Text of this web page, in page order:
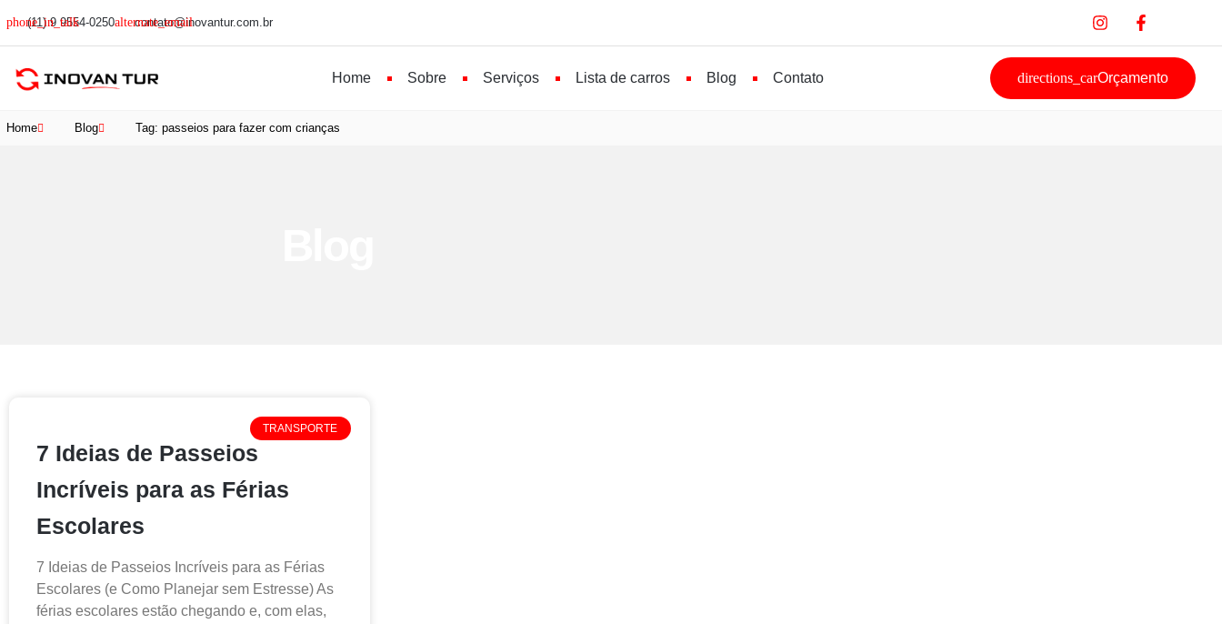
(11) 9 9554-0250 contato@inovantur.com.br
Home Sobre Serviços Lista de carros Blog Contato Orçamento
Home Blog Tag: passeios para fazer com crianças
TRANSPORTE
7 Ideias de Passeios
Incríveis para as Férias
Escolares
7 Ideias de Passeios Incríveis para as Férias
Escolares (e Como Planejar sem Estresse) As
férias escolares estão chegando e, com elas,